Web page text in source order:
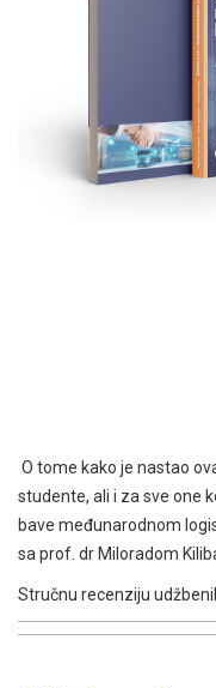
O tome kako je nastao
studente, ali i za sve one
bave međunarodnom
sa prof. dr Miloradom
Stručnu recenziju